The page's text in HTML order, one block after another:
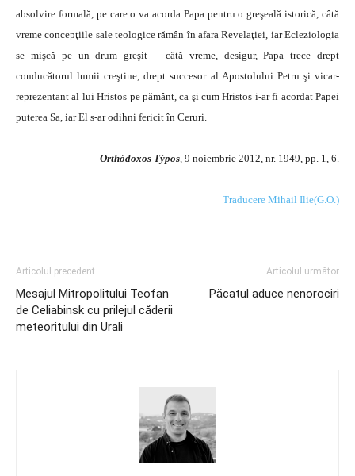
absolvire formală, pe care o va acorda Papa pentru o greşeală istorică, câtă
vreme concepţiile sale teologice rămân în afara Revelaţiei, iar Ecleziologia
se mişcă pe un drum greşit – câtă vreme, desigur, Papa trece drept
conducătorul lumii creştine, drept succesor al Apostolului Petru şi vicar-
reprezentant al lui Hristos pe pământ, ca şi cum Hristos i-ar fi acordat Papei
puterea Sa, iar El s-ar odihni fericit în Ceruri.
Orthódoxos Týpos, 9 noiembrie 2012, nr. 1949, pp. 1, 6.
Traducere Mihail Ilie(G.O.)
Articolul precedent
Mesajul Mitropolitului Teofan
de Celiabinsk cu prilejul căderii
meteoritului din Urali
Articolul următor
Păcatul aduce nenorociri